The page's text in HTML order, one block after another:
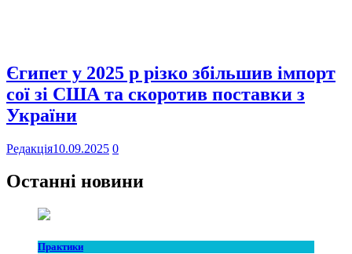
Єгипет у 2025 р різко збільшив імпорт
сої зі США та скоротив поставки з
України
Редакція10.09.2025 0
Останні новини
Практики